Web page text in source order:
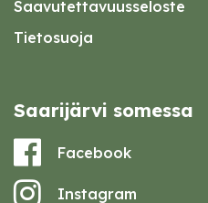
Saavutettavuusseloste
Tietosuoja
Saarijärvi somessa
Facebook
Instagram